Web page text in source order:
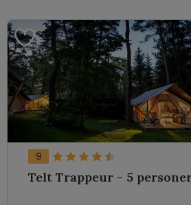
9
Telt Trappeur - 5